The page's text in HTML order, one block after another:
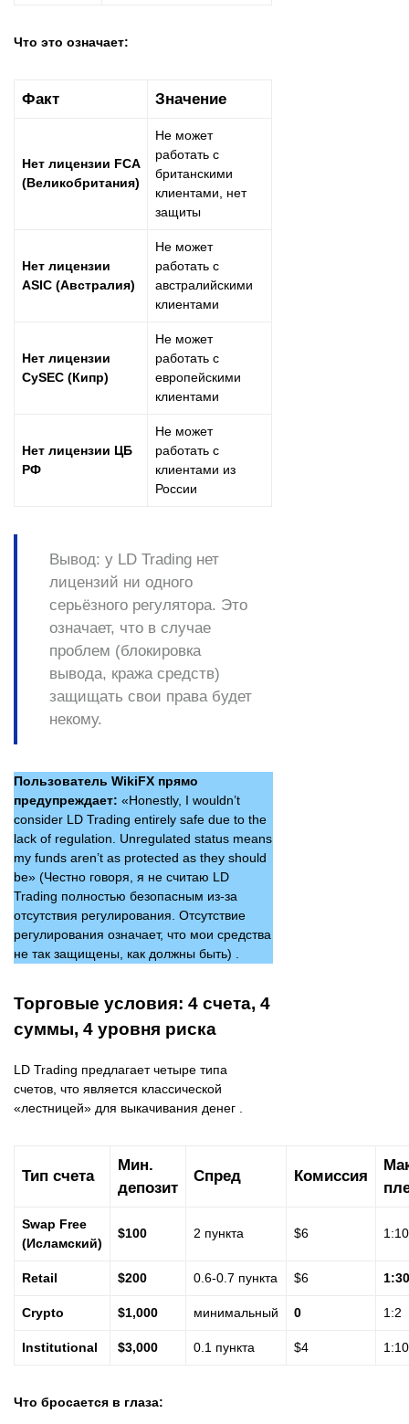
Что это означает:
Факт Значение
Нет лицензии FCA
(Великобритания)
Не может
работать с
британскими
клиентами, нет
защиты
Нет лицензии
ASIC (Австралия)
Не может
работать с
австралийскими
клиентами
Нет лицензии
CySEC (Кипр)
Не может
работать с
европейскими
клиентами
Нет лицензии ЦБ
РФ
Не может
работать с
клиентами из
России
Вывод: у LD Trading нет
лицензий ни одного
серьёзного регулятора. Это
означает, что в случае
проблем (блокировка
вывода, кража средств)
защищать свои права будет
некому.
Пользователь WikiFX прямо
предупреждает: «Honestly, I wouldn’t
consider LD Trading entirely safe due to the
lack of regulation. Unregulated status means
my funds aren’t as protected as they should
be» (Честно говоря, я не считаю LD
Trading полностью безопасным из-за
отсутствия регулирования. Отсутствие
регулирования означает, что мои средства
не так защищены, как должны быть) .
Торговые условия: 4 счета, 4
суммы, 4 уровня риска
LD Trading предлагает четыре типа
счетов, что является классической
«лестницей» для выкачивания денег .
Тип счета
Мин.
депозит
Спред Комиссия
Swap Free
(Исламский)
$100 2 пункта $6
Retail $200 0.6-0.7 пункта $6
Crypto $1,000 минимальный 0 1:2
Institutional $3,000 0.1 пункта $4
Что бросается в глаза: